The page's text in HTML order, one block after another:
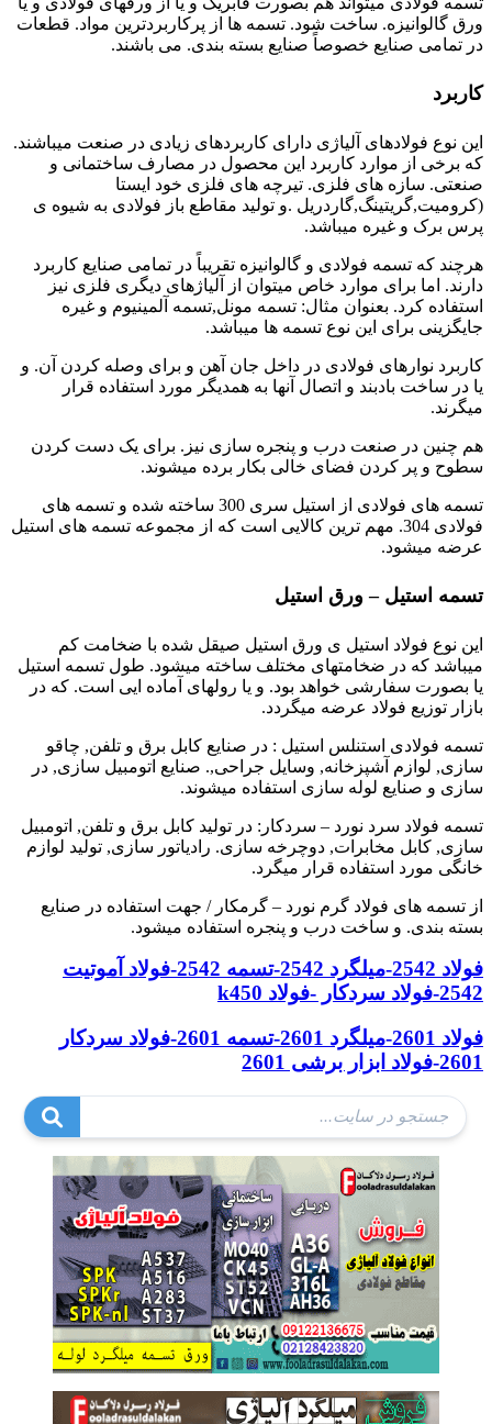
ورق گالوانیزه. ساخت شود. تسمه ها از پرکاربردترین مواد. قطعات
در تمامی صنایع خصوصاً صنایع بسته بندی. می باشند.
کاربرد
این نوع فولادهای آلیاژی دارای کاربردهای زیادی در صنعت میباشند.
که برخی از موارد کاربرد این محصول در مصارف ساختمانی و
صنعتی. سازه های فلزی. تیرچه های فلزی خود ایستا
(کرومیت,گریتینگ,گاردریل .و تولید مقاطع باز فولادی به شیوه ی
پرس برک و غیره میباشد.
هرچند که تسمه فولادی و گالوانیزه تقریباً در تمامی صنایع کاربرد
دارند. اما برای موارد خاص میتوان از آلیاژهای دیگری فلزی نیز
استفاده کرد. بعنوان مثال: تسمه مونل,تسمه آلمینیوم و غیره
جایگزینی برای این نوع تسمه ها میباشد.
کاربرد نوارهای فولادی در داخل جان آهن و برای وصله کردن آن. و
یا در ساخت بادبند و اتصال آنها به همدیگر مورد استفاده قرار
میگرند.
هم چنین در صنعت درب و پنجره سازی نیز. برای یک دست کردن
سطوح و پر کردن فضای خالی بکار برده میشوند.
تسمه های فولادی از استیل سری 300 ساخته شده و تسمه های
فولادی 304. مهم ترین کالایی است که از مجموعه تسمه های استیل
عرضه میشود.
تسمه استیل – ورق استیل
این نوع فولاد استیل ی ورق استیل صیقل شده با ضخامت کم
میباشد که در ضخامتهای مختلف ساخته میشود. طول تسمه استیل
یا بصورت سفارشی خواهد بود. و یا رولهای آماده ایی است. که در
بازار توزیع فولاد عرضه میگردد.
تسمه فولادی استنلس استیل : در صنایع کابل برق و تلفن, چاقو
سازی, لوازم آشپزخانه, وسایل جراحی,. صنایع اتومبیل سازی, در
سازی و صنایع لوله سازی استفاده میشوند.
تسمه فولاد سرد نورد – سردکار: در تولید کابل برق و تلفن, اتومبیل
سازی, کابل مخابرات, دوچرخه سازی. رادیاتور سازی, تولید لوازم
خانگی مورد استفاده قرار میگرد.
از تسمه های فولاد گرم نورد – گرمکار / جهت استفاده در صنایع
بسته بندی. و ساخت درب و پنجره استفاده میشود.
فولاد 2542-میلگرد 2542-تسمه 2542-فولاد آموتیت
2542-فولاد سردکار -فولاد k450
فولاد 2601-میلگرد 2601-تسمه 2601-فولاد سردکار
2601-فولاد ابزار برشی 2601